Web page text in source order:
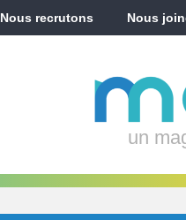
Nous recrutons Nous
un